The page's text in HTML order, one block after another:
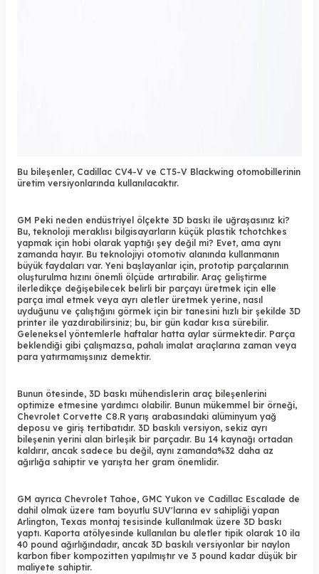
Bu bileşenler, Cadillac CV4-V ve CT5-V Blackwing otomobillerinin
üretim versiyonlarında kullanılacaktır.
GM Peki neden endüstriyel ölçekte 3D baskı ile uğraşasınız ki?
Bu, teknoloji meraklısı bilgisayarların küçük plastik tchotchkes
yapmak için hobi olarak yaptığı şey değil mi? Evet, ama aynı
zamanda hayır. Bu teknolojiyi otomotiv alanında kullanmanın
büyük faydaları var. Yeni başlayanlar için, prototip parçalarının
oluşturulma hızını önemli ölçüde artırabilir. Araç geliştirme
ilerledikçe değişebilecek belirli bir parçayı üretmek için elle
parça imal etmek veya ayrı aletler üretmek yerine, nasıl
uyduğunu ve çalıştığını görmek için bir tanesini hızlı bir şekilde 3D
printer ile yazdırabilirsiniz; bu, bir gün kadar kısa sürebilir.
Geleneksel yöntemlerle haftalar hatta aylar sürmektedir. Parça
beklendiği gibi çalışmazsa, pahalı imalat araçlarına zaman veya
para yatırmamışsınız demektir.
Bunun ötesinde, 3D baskı mühendislerin araç bileşenlerini
optimize etmesine yardımcı olabilir. Bunun mükemmel bir örneği,
Chevrolet Corvette C8.R yarış arabasındaki alüminyum yağ
deposu ve giriş tertibatıdır. 3D baskılı versiyon, sekiz ayrı
bileşenin yerini alan birleşik bir parçadır. Bu 14 kaynağı ortadan
kaldırır, ancak sadece bu değil, aynı zamanda%32 daha az
ağırlığa sahiptir ve yarışta her gram önemlidir.
GM ayrıca Chevrolet Tahoe, GMC Yukon ve Cadillac Escalade de
dahil olmak üzere tam boyutlu SUV'larına ev sahipliği yapan
Arlington, Texas montaj tesisinde kullanılmak üzere 3D baskı
yaptı. Kaporta atölyesinde kullanılan bu aletler tipik olarak 10 ila
40 pound ağırlığındadır, ancak 3D baskılı versiyonlar bir naylon
karbon fiber kompozitten yapılmıştır ve 3 pound kadar düşük bir
maliyete sahiptir.